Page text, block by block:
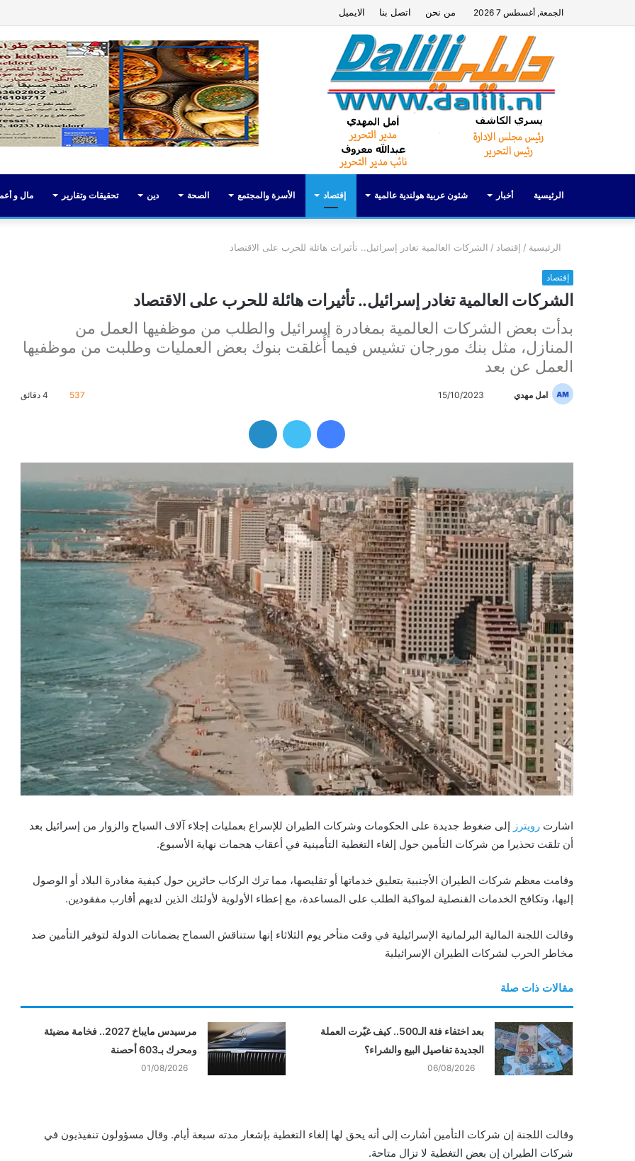
الجمعة, أغسطس 7 2026 من نحن اتصل بنا الايميل
الرئيسية أخبار شئون عربية هولندية عالمية إقتصاد الأسرة والمجتمع الصحة دين تحقيقات وتقارير مال و
الرئيسية / إقتصاد / الشركات العالمية تغادر إسرائيل.. تأثيرات هائلة للحرب على الاقتصاد
إقتصاد
الشركات العالمية تغادر إسرائيل.. تأثيرات هائلة للحرب على الاقتصاد
بدأت بعض الشركات العالمية بمغادرة إسرائيل والطلب من موظفيها العمل من
المنازل، مثل بنك مورجان تشيس فيما أُغلقت بنوك بعض العمليات وطلبت من موظفيها
العمل عن بعد
امل مهدي
ب
ي
د
ا
إ
ل
ك
ت
ر
و
ن
ي
ا
15/10/2023
537
اشارت رويترز إلى ضغوط جديدة على الحكومات وشركات الطيران للإسراع بعمليات إجلاء آلاف السياح والزوار من إسرائيل بعد
أن تلقت تحذيرا من شركات التأمين حول إلغاء التغطية التأمينية في أعقاب هجمات نهاية الأسبوع.
وقامت معظم شركات الطيران الأجنبية بتعليق خدماتها أو تقليصها، مما ترك الركاب حائرين حول كيفية مغادرة البلاد أو الوصول
إليها، وتكافح الخدمات القنصلية لمواكبة الطلب على المساعدة، مع إعطاء الأولوية لأولئك الذين لديهم أقارب مفقودين.
وقالت اللجنة المالية البرلمانية الإسرائيلية في وقت متأخر يوم الثلاثاء إنها ستناقش السماح بضمانات الدولة لتوفير التأمين ضد
مخاطر الحرب لشركات الطيران الإسرائيلية
مقالات ذات صلة
بعد اختفاء فئة الـ500.. كيف غيّرت العملة
الجديدة تفاصيل البيع والشراء؟
06/08/2026
مرسيدس مايباخ 2027.. فخامة مضيئة
ومحرك بـ603 أحصنة
01/08/2026
وقالت اللجنة إن شركات التأمين أشارت إلى أنه يحق لها إلغاء التغطية بإشعار مدته سبعة أيام. وقال مسؤولون تنفيذيون في
شركات الطيران إن بعض التغطية لا تزال متاحة.